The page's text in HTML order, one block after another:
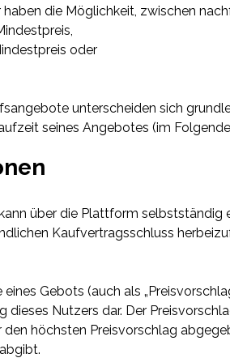
haben die Möglichkeit, zwischen
oder
unterscheiden sich
seines Angebotes (im
über die Plattform
Kaufvertragsschluss
eines Gebots (auch als
dieses Nutzers dar. Der
höchsten Preisvorschlag